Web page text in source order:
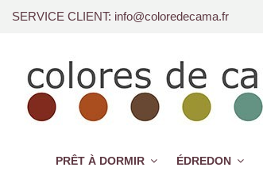
SERVICE CLIENT: info@coloredecama.fr
PRÊT À DORMIR ÉDREDON